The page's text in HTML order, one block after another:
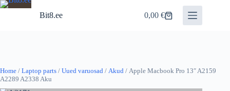
Skip
Bit8.ee
Shopping
0,00€
Home / Laptop parts / Uued varuosad / Akud / Apple Macbook Pro 13″ A2159
A2289 A2338 Aku